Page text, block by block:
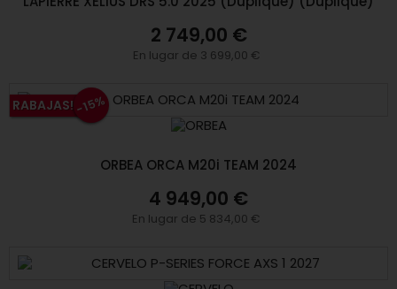
2 749,00 €
En lugar de 3 699,00 €
RABAJAS! -15%
ORBEA ORCA M20i TEAM 2024
4 949,00 €
En lugar de 5 834,00 €